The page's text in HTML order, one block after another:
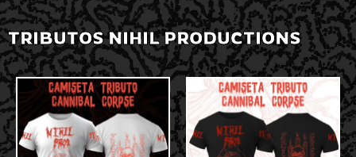
TRIBUTOS NIHIL PRODUCTIONS